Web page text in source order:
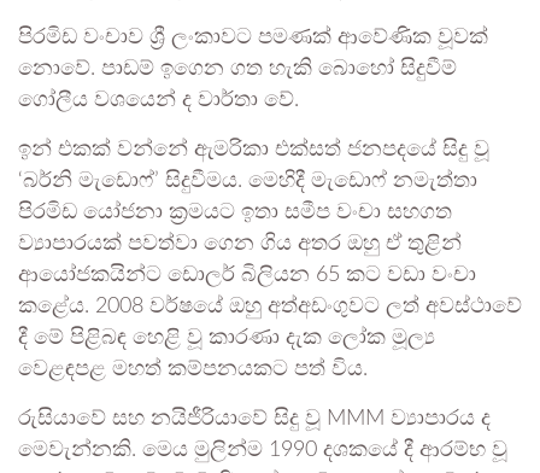
පිරමිඩ වංචාව ශ්‍රී ලංකාවට පමණක් ආවේණික වූවක්
නොවේ. පාඩම් ඉගෙන ගත හැකි බොහෝ සිදුවීම්
ගෝලීය වශයෙන් ද වාර්තා වේ.
ඉන් එකක් වන්නේ ඇමරිකා එක්සත් ජනපදයේ සිදු වූ
‘බර්නි මැඩොෆ්’ සිදුවීමය. මෙහිදී මැඩොෆ් නමැත්තා
පිරමිඩ යෝජනා ක්‍රමයට ඉතා සමීප වංචා සහගත
ව්‍යාපාරයක් පවත්වා ගෙන ගිය අතර ඔහු ඒ තුළින්
ආයෝජකයින්ට ඩොලර් බිලියන 65 කට වඩා වංචා
කළේය. 2008 වර්ෂයේ ඔහු අත්අඩංගුවට ලත් අවස්ථාවේ
දී මේ පිළිබඳ හෙළි වූ කාරණා දැක ලෝක මූල්‍ය
වෙළඳපළ මහත් කම්පනයකට පත් විය.
රුසියාවේ සහ නයිජීරියාවේ සිදු වූ MMM ව්‍යාපාරය ද
මෙවැන්නකි. මෙය මුලින්ම 1990 දශකයේ දී ආරම්භ වූ